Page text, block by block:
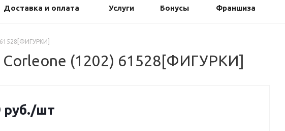
Доставка и оплата Услуги Бонусы Франшиза
Corleone (1202) 61528[ФИГУРКИ]
руб./шт